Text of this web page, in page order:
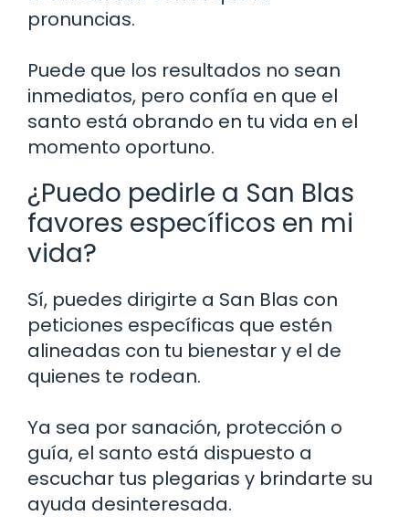
pronuncias.
Puede que los resultados no sean
inmediatos, pero confía en que el
santo está obrando en tu vida en el
momento oportuno.
¿Puedo pedirle a San Blas
favores específicos en mi
vida?
Sí, puedes dirigirte a San Blas con
peticiones específicas que estén
alineadas con tu bienestar y el de
quienes te rodean.
Ya sea por sanación, protección o
guía, el santo está dispuesto a
escuchar tus plegarias y brindarte su
ayuda desinteresada.